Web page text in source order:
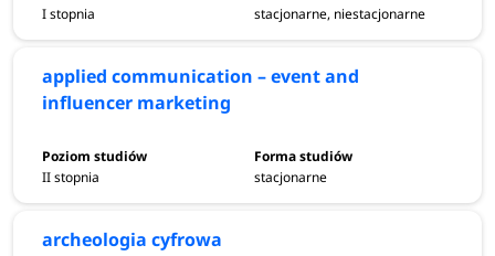
I stopnia stacjonarne, niestacjonarne
applied communication – event and
influencer marketing
II stopnia stacjonarne
archeologia cyfrowa